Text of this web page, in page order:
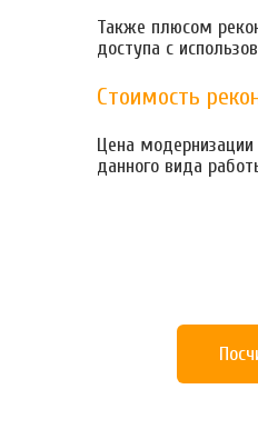
Также плюсом
доступа с
Стоимость
Цена модернизации
данного вида